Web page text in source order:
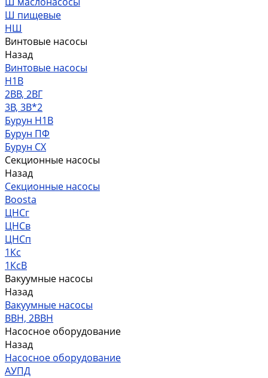
Ш пищевые
НШ
Винтовые насосы
Назад
Винтовые насосы
Н1В
2ВВ, 2ВГ
3В, 3В*2
Бурун Н1В
Бурун ПФ
Бурун СХ
Секционные насосы
Назад
Секционные насосы
Boosta
ЦНСг
ЦНСв
ЦНСп
1Кс
1КсВ
Вакуумные насосы
Назад
Вакуумные насосы
ВВН, 2ВВН
Насосное оборудование
Назад
Насосное оборудование
АУПД